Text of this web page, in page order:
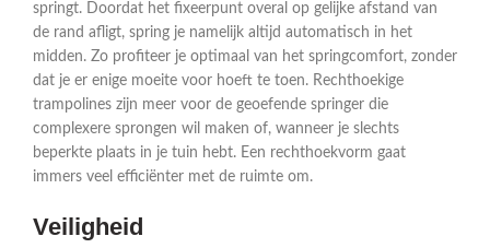
springt. Doordat het fixeerpunt overal op gelijke afstand van
de rand afligt, spring je namelijk altijd automatisch in het
midden. Zo profiteer je optimaal van het springcomfort, zonder
dat je er enige moeite voor hoeft te toen. Rechthoekige
trampolines zijn meer voor de geoefende springer die
complexere sprongen wil maken of, wanneer je slechts
beperkte plaats in je tuin hebt. Een rechthoekvorm gaat
immers veel efficiënter met de ruimte om.
Veiligheid